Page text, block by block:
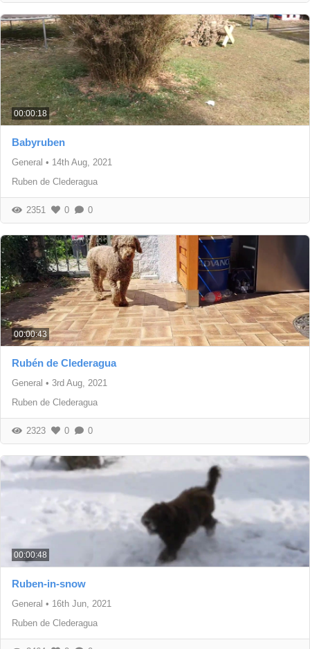
00:00:18
Babyruben
General • 14th Aug, 2021
Ruben de Clederagua
2351 0 0
00:00:43
Rubén de Clederagua
General • 3rd Aug, 2021
Ruben de Clederagua
2323 0 0
00:00:48
Ruben-in-snow
General • 16th Jun, 2021
Ruben de Clederagua